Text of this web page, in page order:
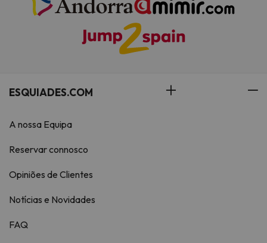
ESQUIADES.COM
A nossa Equipa
Reservar connosco
Opiniões de Clientes
Notícias e Novidades
FAQ